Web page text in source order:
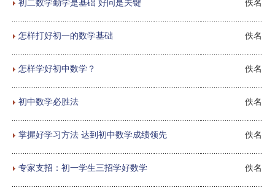
怎样打好初一的数学基础 佚名
怎样学好初中数学？ 佚名
初中数学必胜法 佚名
掌握好学习方法 达到初中数学成绩领先 佚名
专家支招：初一学生三招学好数学 佚名